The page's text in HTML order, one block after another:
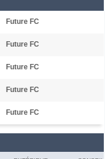
Future FC
Future FC
Future FC
Future FC
Future FC